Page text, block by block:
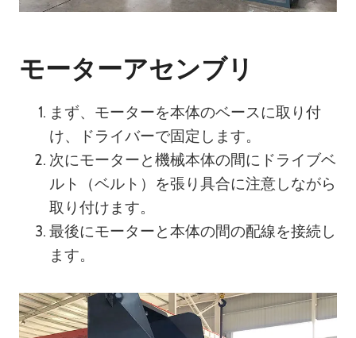
モーターアセンブリ
まず、モーターを本体のベースに取り付
け、ドライバーで固定します。
次にモーターと機械本体の間にドライブベ
ルト（ベルト）を張り具合に注意しながら
取り付けます。
最後にモーターと本体の間の配線を接続し
ます。